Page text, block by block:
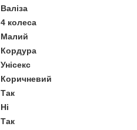
Валіза
4 колеса
Малий
Кордура
Унісекс
Коричневий
Так
Ні
Так